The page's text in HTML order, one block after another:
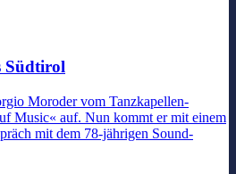
Südtirol
Moroder vom Tanzkapellen-
Music« auf. Nun kommt er mit einem
mit dem 78-jährigen Sound-